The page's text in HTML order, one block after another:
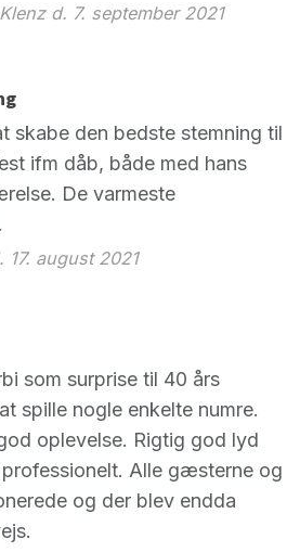
d. 7. september 2021
skabe den bedste stemning til
ifm dåb, både med hans
De varmeste
17. august 2021
som surprise til 40 års
spille nogle enkelte numre.
oplevelse. Rigtig god lyd
Alle gæsterne og
og der blev endda